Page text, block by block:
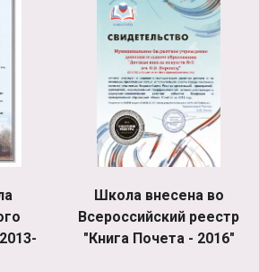
Школа внесена во
Всероссийский реестр
"Книга Почета - 2016"